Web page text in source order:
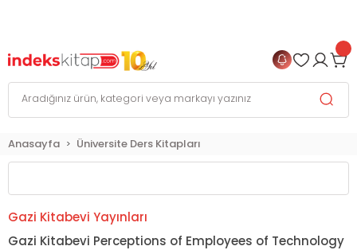
Anasayfa Üniversite Ders Kitapları
Gazi Kitabevi Yayınları
Gazi Kitabevi Perceptions of Employees of Technology